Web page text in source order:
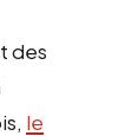
des
le